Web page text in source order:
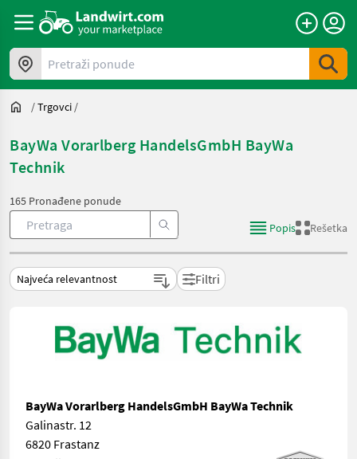
Pretraži ponude
/Trgovci /
BayWa Vorarlberg HandelsGmbH BayWa
Technik
165 Pronađene ponude
Popis
Rešetka
Filtri
BayWa Vorarlberg HandelsGmbH BayWa Technik
Galinastr. 12
6820 Frastanz